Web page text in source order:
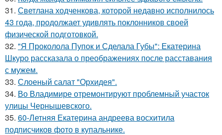
31. Светлана ходченкова, которой недавно исполнилось
43 года, продолжает удивлять поклонников своей
физической подготовкой.
32. "Я Проколола Пупок и Сделала Губы": Екатерина
Шкуро рассказала о преображениях после расставания
с мужем.
33. Слоеный салат "Орхидея".
34. Во Владимире отремонтируют проблемный участок
улицы Чернышевского.
35. 60-Летняя Екатерина андреева восхитила
подписчиков фото в купальнике.